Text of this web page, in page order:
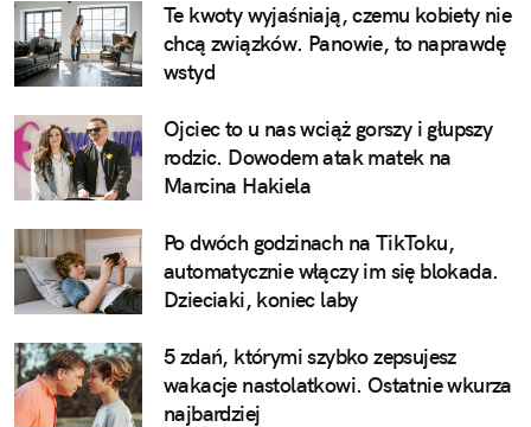
Te kwoty wyjaśniają, czemu kobiety nie
chcą związków. Panowie, to naprawdę
wstyd
Ojciec to u nas wciąż gorszy i głupszy
rodzic. Dowodem atak matek na
Marcina Hakiela
Po dwóch godzinach na TikToku,
automatycznie włączy im się blokada.
Dzieciaki, koniec laby
5 zdań, którymi szybko zepsujesz
wakacje nastolatkowi. Ostatnie wkurza
najbardziej